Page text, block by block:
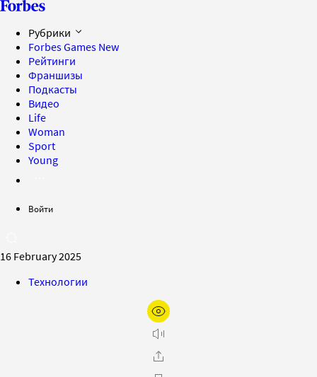
Рубрики
Forbes Games New
Рейтинги
Франшизы
Подкасты
Видео
Life
Woman
Sport
Young
Войти
16 February 2025
Технологии